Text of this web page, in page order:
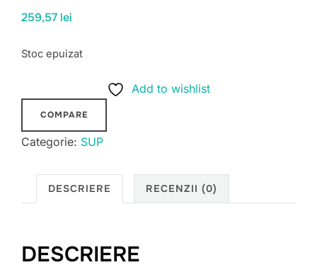
259,57 lei
Stoc epuizat
Add to wishlist
COMPARE
Categorie: SUP
DESCRIERE RECENZII (0)
DESCRIERE